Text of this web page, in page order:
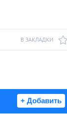
В ЗАКЛАДКИ
+ Добавить